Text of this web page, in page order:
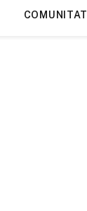
COMUNITAT